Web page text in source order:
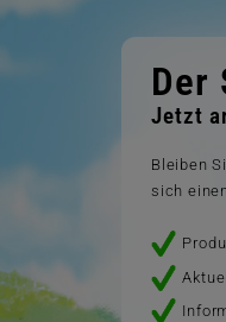
Der
Jetzt
Bleiben
sich